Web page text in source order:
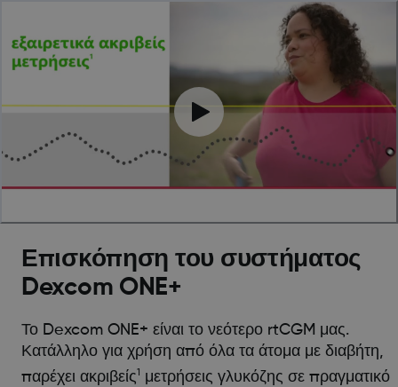
Επισκόπηση του συστήματος
Dexcom ONE+
Το Dexcom ONE+ είναι το νεότερο rtCGM μας.
Κατάλληλο για χρήση από όλα τα άτομα με διαβήτη,
παρέχει ακριβείς1
μετρήσεις γλυκόζης σε πραγματικό